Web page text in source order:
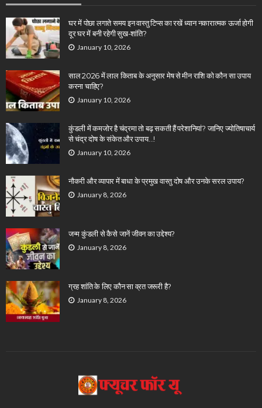
घर में पोछा लगाते समय इन वास्तु टिप्स का रखें ध्यान नकारात्मक ऊर्जा होगी
दूर घर में बनी रहेगी सुख-शांति?
January 10, 2026
साल 2026 में लाल किताब के अनुसार मेष से मीन राशि को कौन सा उपाय
करना चाहिए?
January 10, 2026
कुंडली में कमजोर है चंद्रमा तो बढ़ सकती हैं परेशानियां? जानिए ज्योतिषाचार्य
से चंद्र दोष के संकेत और उपाय…!
January 10, 2026
नौकरी और व्यापार में बाधा के प्रमुख वास्तु दोष और उनके सरल उपाय?
January 8, 2026
जन्म कुंडली से कैसे जानें जीवन का उद्देश्य?
January 8, 2026
ग्रह शांति के लिए कौन सा व्रत जरूरी है?
January 8, 2026